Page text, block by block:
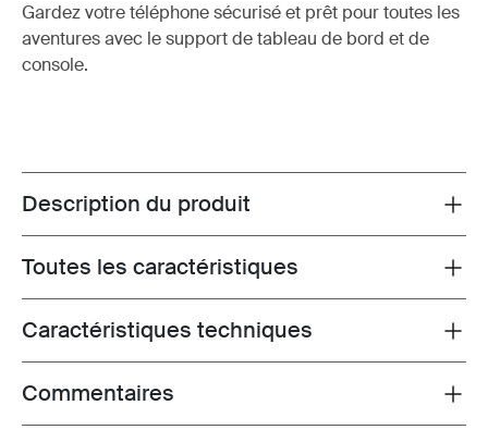
Gardez votre téléphone sécurisé et prêt pour toutes les
aventures avec le support de tableau de bord et de
console.
Toggle overview
Description du produit
Toggle features
Toutes les caractéristiques
Toggle techspec
Caractéristiques techniques
Toggle overview
Commentaires